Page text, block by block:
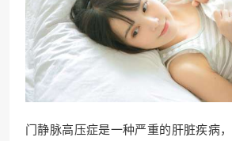
门静脉高压症是一种严重的肝脏疾病